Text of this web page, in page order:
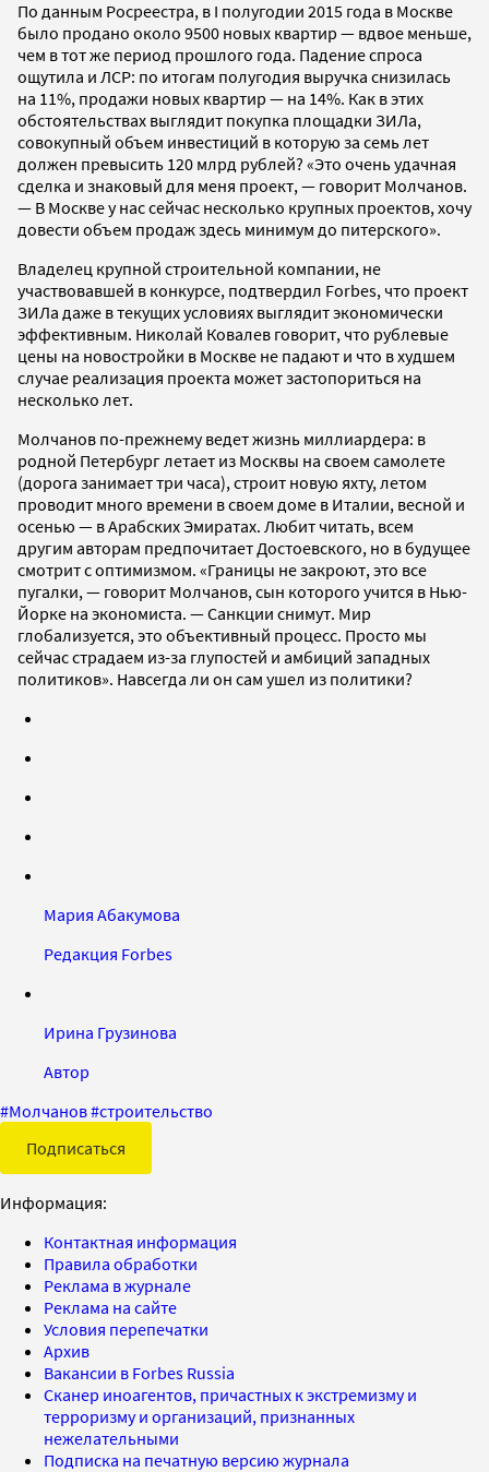
По данным Росреестра, в I полугодии 2015 года в Москве
было продано около 9500 новых квартир — вдвое меньше,
чем в тот же период прошлого года. Падение спроса
ощутила и ЛСР: по итогам полугодия выручка снизилась
на 11%, продажи новых квартир — на 14%. Как в этих
обстоятельствах выглядит покупка площадки ЗИЛа,
совокупный объем инвестиций в которую за семь лет
должен превысить 120 млрд рублей? «Это очень удачная
сделка и знаковый для меня проект, — говорит Молчанов.
— В Москве у нас сейчас несколько крупных проектов, хочу
довести объем продаж здесь минимум до питерского».
Владелец крупной строительной компании, не
участвовавшей в конкурсе, подтвердил Forbes, что проект
ЗИЛа даже в текущих условиях выглядит экономически
эффективным. Николай Ковалев говорит, что рублевые
цены на новостройки в Москве не падают и что в худшем
случае реализация проекта может застопориться на
несколько лет.
Молчанов по-прежнему ведет жизнь миллиардера: в
родной Петербург летает из Москвы на своем самолете
(дорога занимает три часа), строит новую яхту, летом
проводит много времени в своем доме в Италии, весной и
осенью — в Арабских Эмиратах. Любит читать, всем
другим авторам предпочитает Достоевского, но в будущее
смотрит с оптимизмом. «Границы не закроют, это все
пугалки, — говорит Молчанов, сын которого учится в Нью-
Йорке на экономиста. — Санкции снимут. Мир
глобализуется, это объективный процесс. Просто мы
сейчас страдаем из-за глупостей и амбиций западных
политиков». Навсегда ли он сам ушел из политики?
Мария Абакумова
Редакция Forbes
Ирина Грузинова
Автор
#Молчанов#строительство
Подписаться
Информация:
Контактная информация
Правила обработки
Реклама в журнале
Реклама на сайте
Условия перепечатки
Архив
Вакансии в Forbes Russia
Сканер иноагентов, причастных к экстремизму и
терроризму и организаций, признанных
нежелательными
Подписка на печатную версию журнала